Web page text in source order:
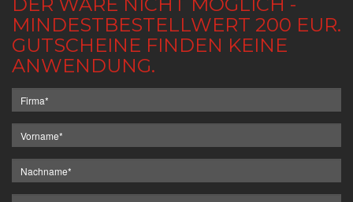
MINDESTBESTELLWERT 200 EUR.
GUTSCHEINE FINDEN KEINE
ANWENDUNG.